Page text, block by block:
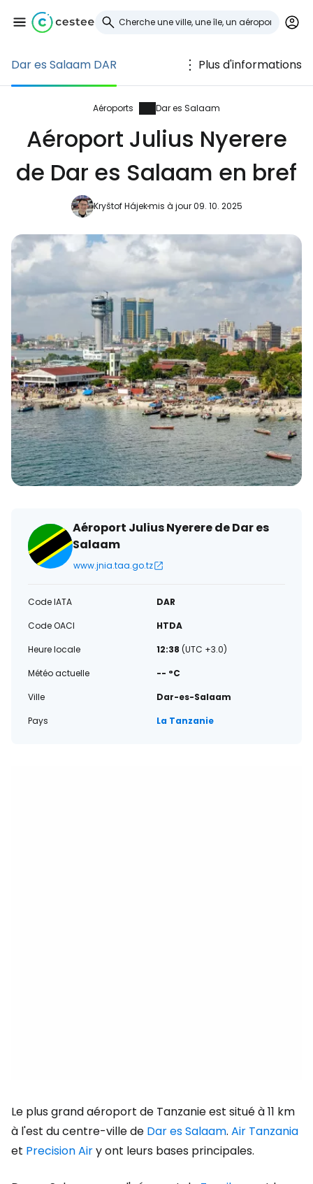
Dar es Salaam DAR Plus d'informations
Aéroports Dar es Salaam
Aéroport Julius Nyerere
de Dar es Salaam en bref
Kryštof Hájekmis à jour 09. 10. 2025
Aéroport Julius Nyerere de Dar es
Salaam
www.jnia.taa.go.tz
Code IATA
DAR
Code OACI
HTDA
Heure locale
12:38 (UTC +3.0)
Météo actuelle
-- °C
Ville
Dar-es-Salaam
Pays
La Tanzanie
Le plus grand aéroport de Tanzanie est situé à 11 km
à l'est du centre-ville de Dar es Salaam. Air Tanzania
et Precision Airy ont leurs bases principales.
Se connecter à
Cestee
... la communauté mondiale des voyageurs
Continuer avec Facebook
Poursuivre avec le courrier
électronique